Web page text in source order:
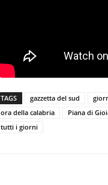
TAGS gazzetta del sud
ora della calabria
Piana di
tutti i giorni